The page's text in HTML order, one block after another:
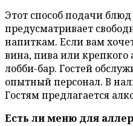
Этот способ подачи
предусматривает
напиткам. Если вам
вина, пива или крепкого
лобби-бар. Гостей
опытный персонал. В
Гостям предлагается
Есть ли меню для